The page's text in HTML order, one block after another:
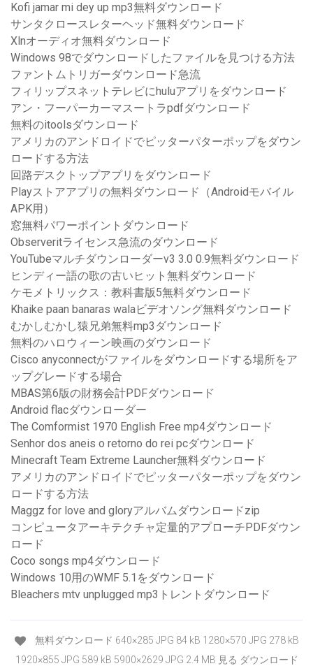
Kofi jamar mi dey up mp3無料ダウンロード
サンタクロースレターヘッド無料ダウンロード
Xlnオーディオ無料ダウンロード
Windows 98でダウンロードしたファイルを見つける方法
ファントムトリガーダウンロード急流
フィリップスネットテレビにhuluアプリをダウンロード
アン・フーパーカーマスートラpdfダウンロード
無料のitoolsダウンロード
アメリカのアンドロイドでピッターパターポップをダウン
ロードする方法
回路デスクトップアプリをダウンロード
Playストアアプリの無料ダウンロード（Androidモバイル
APK用）
窓無料パワーポイントダウンロード
Observeritライセンス急流のダウンロード
YouTubeマルチダウンローダーv3 3.0 0.9無料ダウンロード
ヒンディー語の歌の古いヒット無料ダウンロード
ケモメトリックス：教科書版5無料ダウンロード
Khaike paan banaras walaビデオソング無料ダウンロード
むかしむかし猿兄弟無料mp3ダウンロード
無料のハロウィーン映画のダウンロード
Cisco anyconnectがファイルをダウンロードする場所をア
ップグレードする場合
MBAS第6版の財務会計PDFダウンロード
Android flacダウンローダー
The Comformist 1970 English Free mp4ダウンロード
Senhor dos aneis o retorno do rei pcダウンロード
Minecraft Team Extreme Launcher無料ダウンロード
アメリカのアンドロイドでピッターパターポップをダウン
ロードする方法
Maggz for love and gloryアルバムダウンロードzip
コンピュータアーキテクチャ定量的アプローチPDFダウン
ロード
Coco songs mp4ダウンロード
Windows 10用のWMF 5.1をダウンロード
Bleachers mtv unplugged mp3トレントダウンロード
無料ダウンロード 640×285 JPG 84 kB 1280×570 JPG 278 kB
1920×855 JPG 589 kB 5900×2629 JPG 2.4 MB 見る ダウンロード